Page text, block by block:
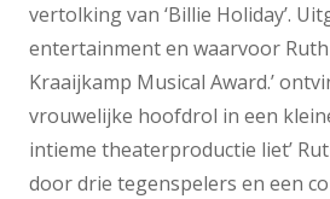
vertolking van ‘Billie Holiday’.
entertainment en waarvoor Ruth
Kraaijkamp Musical Award.’
vrouwelijke hoofdrol in een
intieme theaterproductie liet’
door drie tegenspelers en een